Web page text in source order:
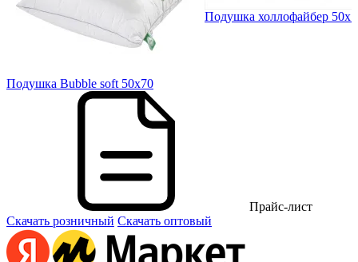
Подушка Bubble soft 50х70
Подушка холлофайбер
Прайс-лист
Скачать розничный Скачать оптовый